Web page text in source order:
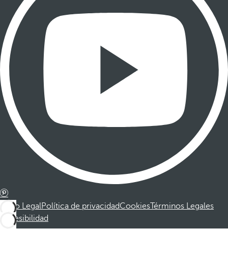
Aviso LegalPolítica de privacidadCookiesTérminos Legales
Accesibilidad